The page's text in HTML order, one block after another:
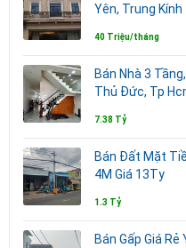
Yên, Trung Kính
40 Triệu/tháng
Bán Nhà 3
Thủ Đức, Tp
7.38 Tỷ
Bán Đất Mặt
4M Giá 13Ty
1.3 Tỷ
Bán Gấp Giá